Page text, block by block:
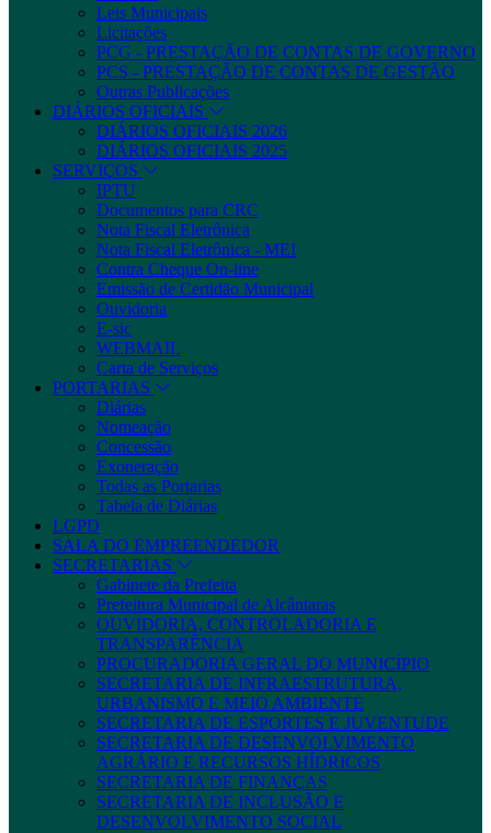
Leis Municipais
Licitações
PCG - PRESTAÇÃO DE CONTAS DE GOVERNO
PCS - PRESTAÇÃO DE CONTAS DE GESTÃO
Outras Publicações
DIÁRIOS OFICIAIS
DIÁRIOS OFICIAIS 2026
DIÁRIOS OFICIAIS 2025
SERVIÇOS
IPTU
Documentos para CRC
Nota Fiscal Eletrônica
Nota Fiscal Eletrônica - MEI
Contra Cheque On-line
Emissão de Certidão Municipal
Ouvidoria
E-sic
WEBMAIL
Carta de Serviços
PORTARIAS
Diárias
Nomeação
Concessão
Exoneração
Todas as Portarias
Tabela de Diárias
LGPD
SALA DO EMPREENDEDOR
SECRETARIAS
Gabinete da Prefeita
Prefeitura Municipal de Alcântaras
OUVIDORIA, CONTROLADORIA E
TRANSPARÊNCIA
PROCURADORIA GERAL DO MUNICÍPIO
SECRETARIA DE INFRAESTRUTURA,
URBANISMO E MEIO AMBIENTE
SECRETARIA DE ESPORTES E JUVENTUDE
SECRETARIA DE DESENVOLVIMENTO
AGRÁRIO E RECURSOS HÍDRICOS
SECRETARIA DE FINANÇAS
SECRETARIA DE INCLUSÃO E
DESENVOLVIMENTO SOCIAL